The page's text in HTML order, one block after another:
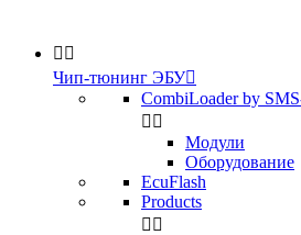
 
Чип-тюнинг ЭБУ
CombiLoader by
 
Модули
Оборудование
EcuFlash
Products
 